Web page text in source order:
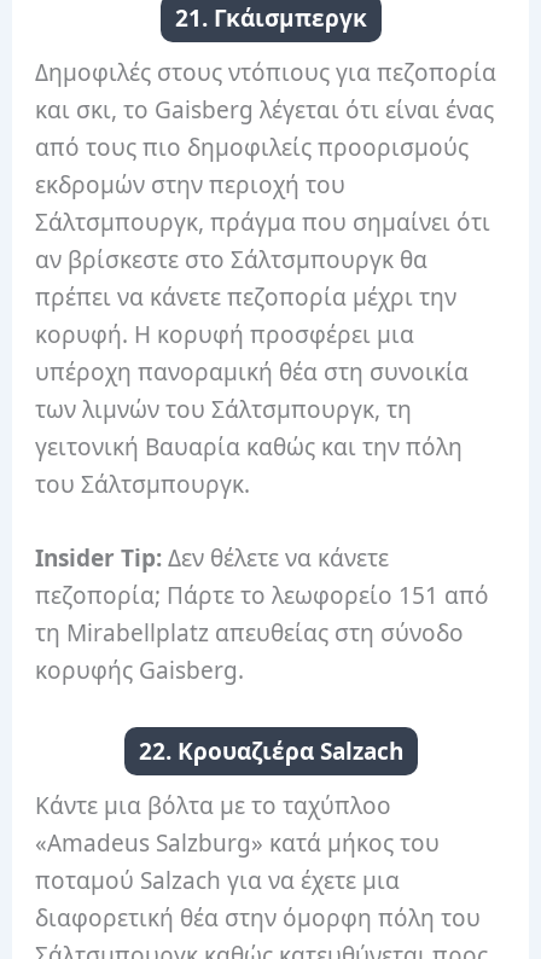
21. Γκάισμπεργκ
Δημοφιλές στους ντόπιους για πεζοπορία
και σκι, το Gaisberg λέγεται ότι είναι ένας
από τους πιο δημοφιλείς προορισμούς
εκδρομών στην περιοχή του
Σάλτσμπουργκ, πράγμα που σημαίνει ότι
αν βρίσκεστε στο Σάλτσμπουργκ θα
πρέπει να κάνετε πεζοπορία μέχρι την
κορυφή. Η κορυφή προσφέρει μια
υπέροχη πανοραμική θέα στη συνοικία
των λιμνών του Σάλτσμπουργκ, τη
γειτονική Βαυαρία καθώς και την πόλη
του Σάλτσμπουργκ.
Insider Tip:Δεν θέλετε να κάνετε
πεζοπορία; Πάρτε το λεωφορείο 151 από
τη Mirabellplatz απευθείας στη σύνοδο
κορυφής Gaisberg.
22. Κρουαζιέρα Salzach
Κάντε μια βόλτα με το ταχύπλοο
«Amadeus Salzburg» κατά μήκος του
ποταμού Salzach για να έχετε μια
διαφορετική θέα στην όμορφη πόλη του